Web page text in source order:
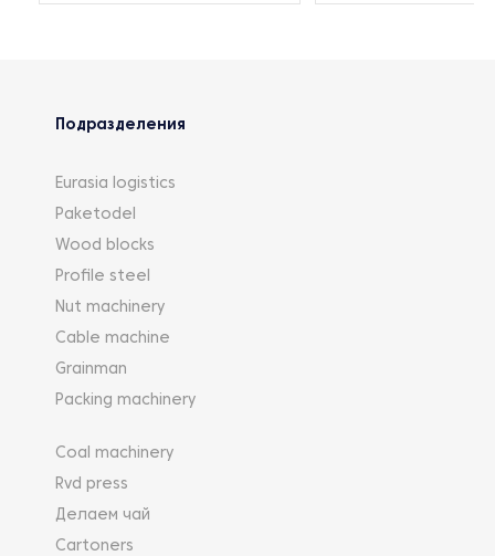
Подразделения
Eurasia logistics
Paketodel
Wood blocks
Profile steel
Nut machinery
Cable machine
Grainman
Packing machinery
Coal machinery
Rvd press
Делаем чай
Cartoners